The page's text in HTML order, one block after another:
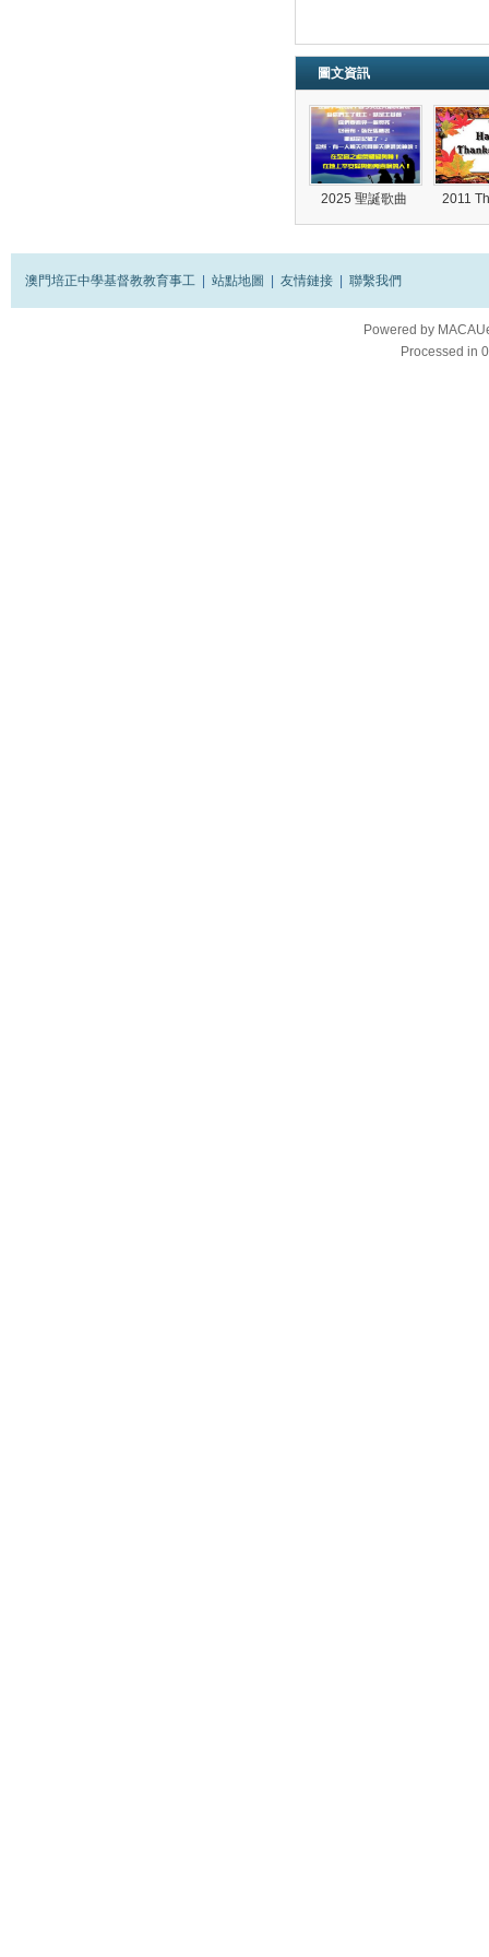
圖文資訊
2025 聖誕歌曲 2011
澳門培正中學基督教教育事工 站點地圖 友情鏈接 聯繫我們
Powered by
Processed in